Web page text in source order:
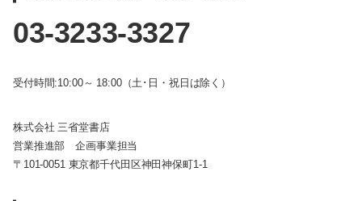
03-3233-3327
受付時間:10:00～ 18:00（土･日・祝日は除く）
株式会社 三省堂書店
営業推進部 企画事業担当
〒101-0051 東京都千代田区神田神保町1-1